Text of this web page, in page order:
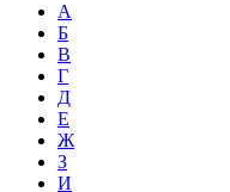
А
Б
В
Г
Д
Е
Ж
З
И